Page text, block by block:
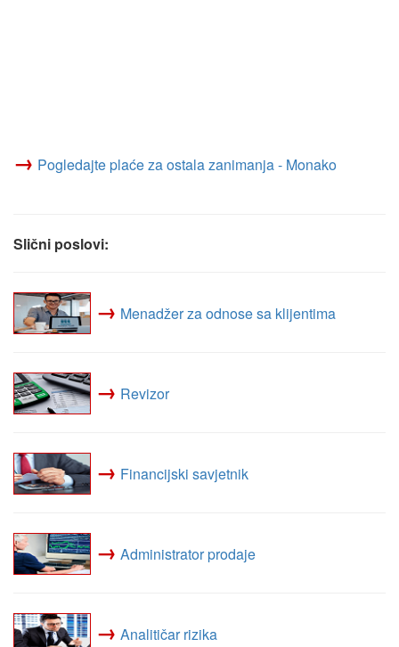
→ Pogledajte plaće za ostala zanimanja - Monako
Slični poslovi:
→ Menadžer za odnose sa klijentima
→ Revizor
→ Financijski savjetnik
→ Administrator prodaje
→ Analitičar rizika